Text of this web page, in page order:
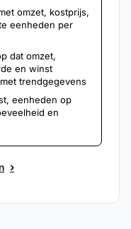
omzet, kostprijs,
eenheden per
dat omzet,
en winst
trendgegevens
eenheden op
en
›